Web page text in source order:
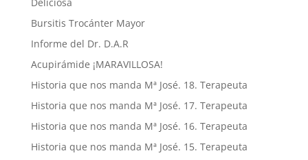
Bursitis Trocánter Mayor
Informe del Dr. D.A.R
Acupirámide ¡MARAVILLOSA!
Historia que nos manda Mª José. 18. Terapeuta
Historia que nos manda Mª José. 17. Terapeuta
Historia que nos manda Mª José. 16. Terapeuta
Historia que nos manda Mª José. 15. Terapeuta